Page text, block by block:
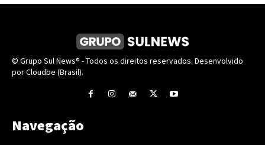
© Grupo Sul News® - Todos os direitos reservados. Desenvolvido
por Cloudbe (Brasil).
Navegação